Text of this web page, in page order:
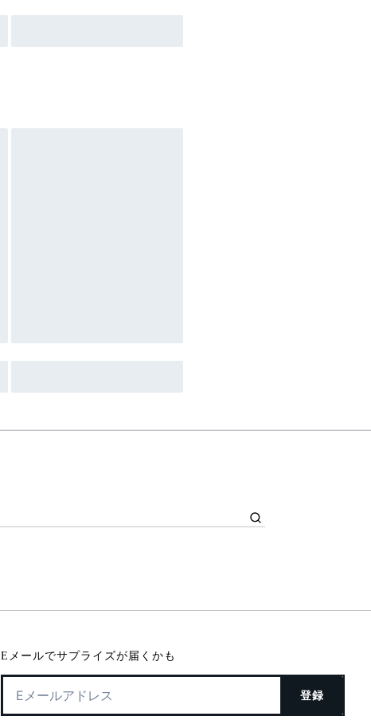
Eメールでサプライズが届くかも
登録